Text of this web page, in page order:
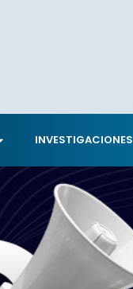
INVESTIGACIONES